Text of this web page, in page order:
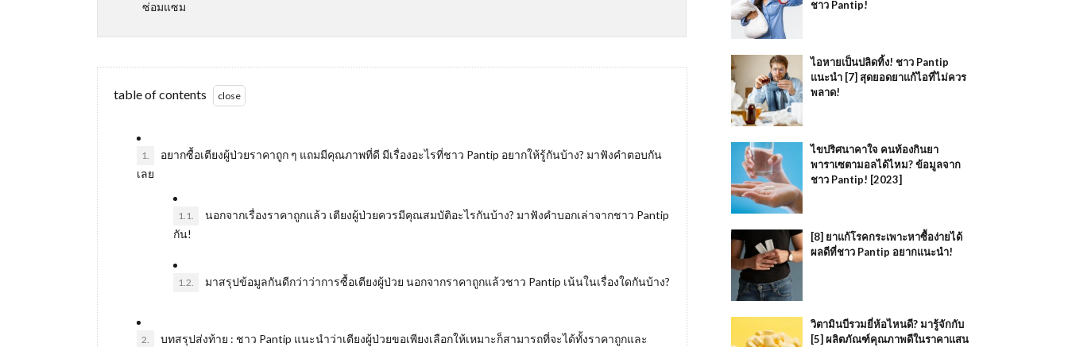
ซ่อมแซม
table of contents
1.
อยากซื้อเตียงผู้ป่วยราคาถูก ๆ แถมมีคุณภาพที่ดี มีเรื่องอะไรที่ชาว Pantip อยากให้รู้กันบ้าง? มาฟังคำตอบกัน
เลย
1.1.
นอกจากเรื่องราคาถูกแล้ว เตียงผู้ป่วยควรมีคุณสมบัติอะไรกันบ้าง? มาฟังคำบอกเล่าจากชาว Pantip
กัน!
1.2. มาสรุปข้อมูลกันดีกว่าว่าการซื้อเตียงผู้ป่วย นอกจากราคาถูกแล้วชาว Pantip เน้นในเรื่องใดกันบ้าง?
2.
บทสรุปส่งท้าย : ชาว Pantip แนะนำว่าเตียงผู้ป่วยขอเพียงเลือกให้เหมาะก็สามารถที่จะได้ทั้งราคาถูกและ
ชาว Pantip!
ไอหายเป็นปลิดทิ้ง! ชาว Pantip
แนะนำ [7] สุดยอดยาแก้ไอที่ไม่ควร
พลาด!
ไขปริศนาคาใจ คนท้องกินยา
พาราเซตามอลได้ไหม? ข้อมูลจาก
ชาว Pantip! [2023]
[8] ยาแก้โรคกระเพาะหาซื้อง่ายได้
ผลดีที่ชาว Pantip อยากแนะนำ!
วิตามินบีรวมยี่ห้อไหนดี? มารู้จักกับ
[5] ผลิตภัณฑ์คุณภาพดีในราคาแสน